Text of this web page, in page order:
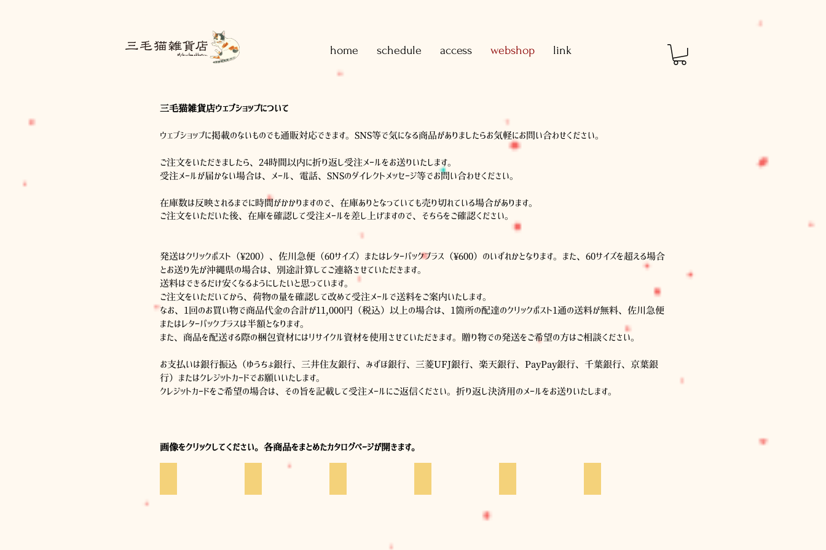
home schedule access webshop link
三毛猫雑貨店ウェブショップについて
ウェブショップに掲載のないものでも通販対応できます。SNS等で気になる商品がありましたらお気軽にお問い合わせください。
ご注文をいただきましたら、24時間以内に折り返し受注メールをお送りいたします。
受注メールが届かない場合は、メール、電話、SNSのダイレクトメッセージ等でお問い合わせください。
在庫数は反映されるまでに時間がかかりますので、在庫ありとなっていても売り切れている場合があります。
ご注文をいただいた後、在庫を確認して受注メールを差し上げますので、そちらをご確認ください。
発送はクリックポスト（¥200）、佐川急便（60サイズ）またはレターパックプラス（¥600）のいずれかとなります。また、60サイズを超える場合
とお送り先が沖縄県の場合は、別途計算してご連絡させていただきます。
送料はできるだけ安くなるようにしたいと思っています。
ご注文をいただいてから、荷物の量を確認して改めて受注メールで送料をご案内いたします。
なお、1回のお買い物で商品代金の合計が11,000円（税込）以上の場合は、1箇所の配達のクリックポスト1通の送料が無料、佐川急便
またはレターパックプラスは半額となります。
また、商品を配送する際の梱包資材にはリサイクル資材を使用させていただきます。贈り物での発送をご希望の方はご相談ください。
お支払いは銀行振込（ゆうちょ銀行、三井住友銀行、みずほ銀行、三菱UFJ銀行、楽天銀行、PayPay銀行、千葉銀行、京葉銀
行）またはクレジットカードでお願いいたします。
クレジットカードをご希望の場合は、その旨を記載して受注メールにご返信ください。折り返し決済用のメールをお送りいたします。
​画像をクリックしてください。各商品をまとめたカタログページが開きます。